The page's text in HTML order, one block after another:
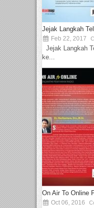
Jejak Langkah
Feb 22, 2017
Jejak Langkah
ke...
On Air To Online
Oct 06, 2016